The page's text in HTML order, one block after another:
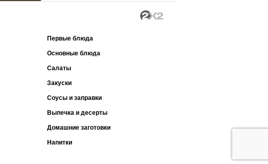
Первые блюда
Основные блюда
Салаты
Закуски
Соусы и заправки
Выпечка и десерты
Домашние заготовки
Напитки